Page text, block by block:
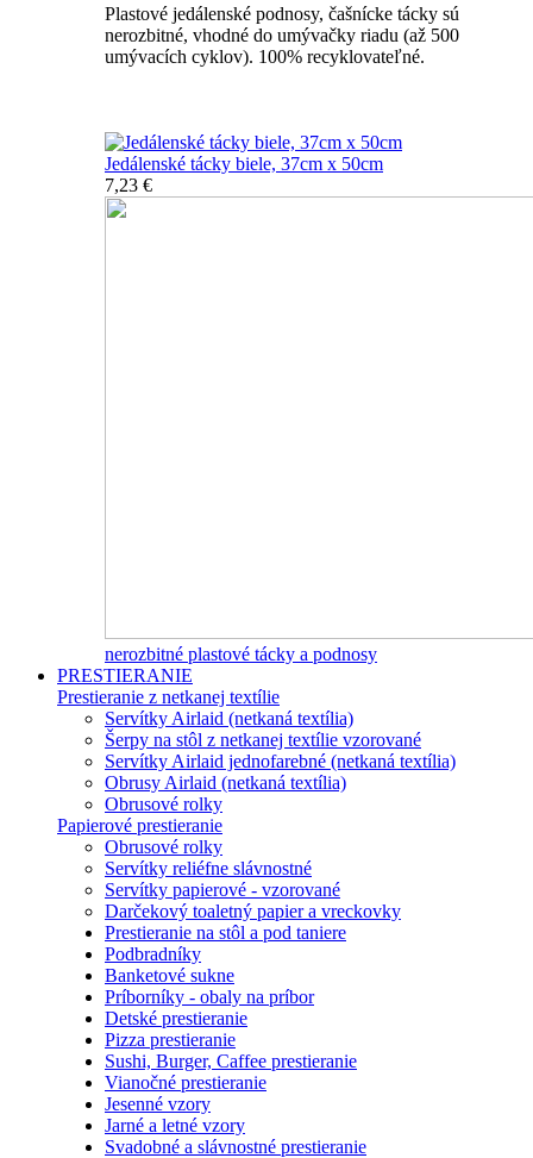
Plastové jedálenské podnosy, čašnícke tácky sú
nerozbitné, vhodné do umývačky riadu (až 500
umývacích cyklov). 100% recyklovateľné.
Jedálenské tácky biele, 37cm x 50cm
7,23 €
nerozbitné plastové tácky a podnosy
PRESTIERANIE
Prestieranie z netkanej textílie
Servítky Airlaid (netkaná textília)
Šerpy na stôl z netkanej textílie vzorované
Servítky Airlaid jednofarebné (netkaná textília)
Obrusy Airlaid (netkaná textília)
Obrusové rolky
Papierové prestieranie
Obrusové rolky
Servítky reliéfne slávnostné
Servítky papierové - vzorované
Darčekový toaletný papier a vreckovky
Prestieranie na stôl a pod taniere
Podbradníky
Banketové sukne
Príborníky - obaly na príbor
Detské prestieranie
Pizza prestieranie
Sushi, Burger, Caffee prestieranie
Vianočné prestieranie
Jesenné vzory
Jarné a letné vzory
Svadobné a slávnostné prestieranie